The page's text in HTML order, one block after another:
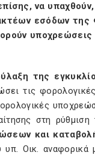
να
εσόδων της
της
τις
στη
και
υπ. Οικ.